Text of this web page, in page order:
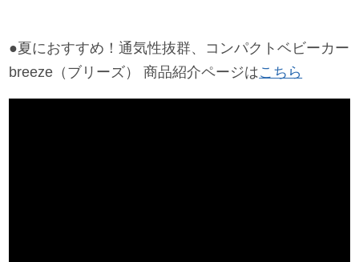
ママコラボ
●夏におすすめ！通気性抜群、コンパクトベビーカー
breeze（ブリーズ） 商品紹介ページはこちら